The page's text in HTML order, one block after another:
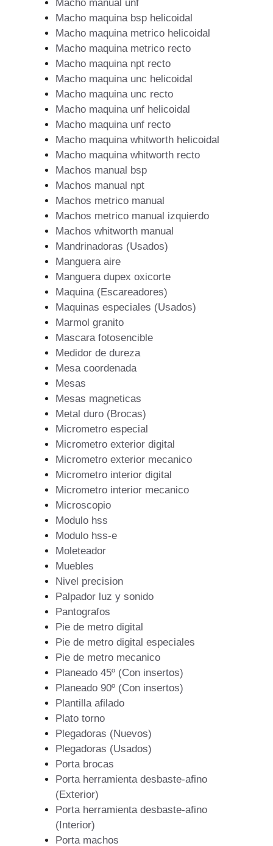
Macho manual unf
Macho maquina bsp helicoidal
Macho maquina metrico helicoidal
Macho maquina metrico recto
Macho maquina npt recto
Macho maquina unc helicoidal
Macho maquina unc recto
Macho maquina unf helicoidal
Macho maquina unf recto
Macho maquina whitworth helicoidal
Macho maquina whitworth recto
Machos manual bsp
Machos manual npt
Machos metrico manual
Machos metrico manual izquierdo
Machos whitworth manual
Mandrinadoras (Usados)
Manguera aire
Manguera dupex oxicorte
Maquina (Escareadores)
Maquinas especiales (Usados)
Marmol granito
Mascara fotosencible
Medidor de dureza
Mesa coordenada
Mesas
Mesas magneticas
Metal duro (Brocas)
Micrometro especial
Micrometro exterior digital
Micrometro exterior mecanico
Micrometro interior digital
Micrometro interior mecanico
Microscopio
Modulo hss
Modulo hss-e
Moleteador
Muebles
Nivel precision
Palpador luz y sonido
Pantografos
Pie de metro digital
Pie de metro digital especiales
Pie de metro mecanico
Planeado 45º (Con insertos)
Planeado 90º (Con insertos)
Plantilla afilado
Plato torno
Plegadoras (Nuevos)
Plegadoras (Usados)
Porta brocas
Porta herramienta desbaste-afino
(Exterior)
Porta herramienta desbaste-afino
(Interior)
Porta machos